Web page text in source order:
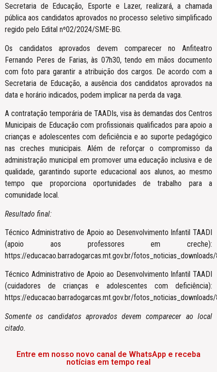
Secretaria de Educação, Esporte e Lazer, realizará, a chamada
pública aos candidatos aprovados no processo seletivo simplificado
regido pelo Edital nº02/2024/SME-BG.
Os candidatos aprovados devem comparecer no Anfiteatro
Fernando Peres de Farias, às 07h30, tendo em mãos documento
com foto para garantir a atribuição dos cargos. De acordo com a
Secretaria de Educação, a ausência dos candidatos aprovados na
data e horário indicados, podem implicar na perda da vaga.
A contratação temporária de TAADIs, visa às demandas dos Centros
Municipais de Educação com profissionais qualificados para apoio a
crianças e adolescentes com deficiência e ao suporte pedagógico
nas creches municipais. Além de reforçar o compromisso da
administração municipal em promover uma educação inclusiva e de
qualidade, garantindo suporte educacional aos alunos, ao mesmo
tempo que proporciona oportunidades de trabalho para a
comunidade local.
Resultado final:
Técnico Administrativo de Apoio ao Desenvolvimento Infantil TAADI
(apoio aos professores em creche):
https://educacao.barradogarcas.mt.gov.br/
Técnico Administrativo de Apoio ao Desenvolvimento Infantil TAADI
(cuidadores de crianças e adolescentes com deficiência):
https://educacao.barradogarcas.mt.gov.br/
Somente os candidatos aprovados devem comparecer ao local
citado.
Entre em nosso novo canal de WhatsApp e receba
notícias em tempo real